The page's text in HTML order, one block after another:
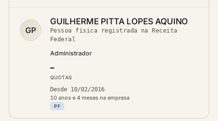
GP
GUILHERME PITTA LOPES AQUINO
Pessoa física registrada na Receita
Federal
Administrador
—
QUOTAS
Desde 10/02/2016
10 anos e 4 meses na empresa
PF